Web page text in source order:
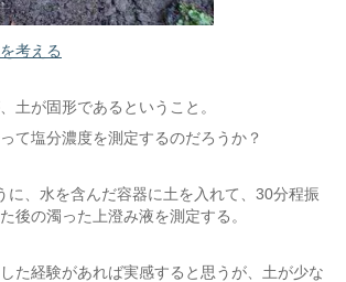
考える
土が固形であるということ。
て塩分濃度を測定するのだろうか？
に、水を含んだ容器に土を入れて、30分程振
後の濁った上澄み液を測定する。
た経験があれば実感すると思うが、土が少な